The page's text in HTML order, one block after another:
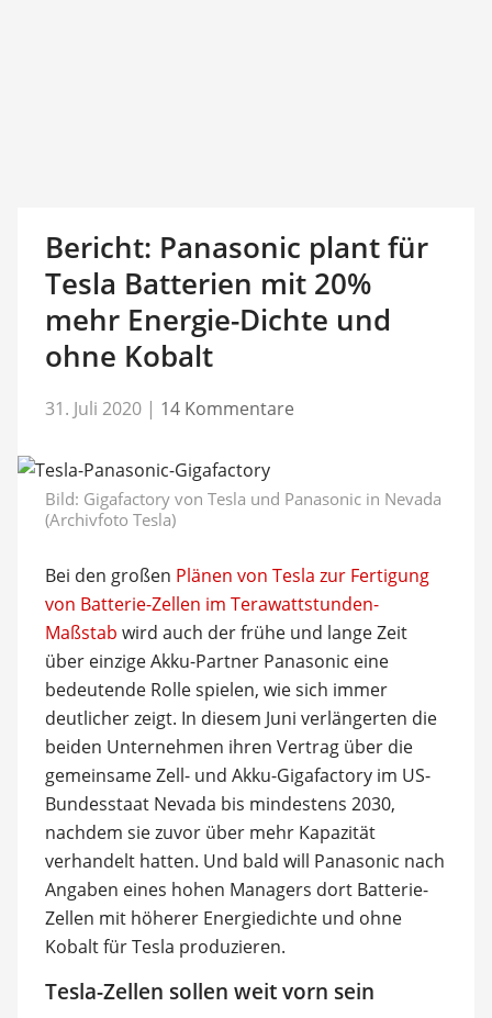
Bericht: Panasonic plant für
Tesla Batterien mit 20%
mehr Energie-Dichte und
ohne Kobalt
31. Juli 2020 | 14 Kommentare
Bild: Gigafactory von Tesla und Panasonic in Nevada
(Archivfoto Tesla)
Bei den großen Plänen von Tesla zur Fertigung
von Batterie-Zellen im Terawattstunden-
Maßstab wird auch der frühe und lange Zeit
über einzige Akku-Partner Panasonic eine
bedeutende Rolle spielen, wie sich immer
deutlicher zeigt. In diesem Juni verlängerten die
beiden Unternehmen ihren Vertrag über die
gemeinsame Zell- und Akku-Gigafactory im US-
Bundesstaat Nevada bis mindestens 2030,
nachdem sie zuvor über mehr Kapazität
verhandelt hatten. Und bald will Panasonic nach
Angaben eines hohen Managers dort Batterie-
Zellen mit höherer Energiedichte und ohne
Kobalt für Tesla produzieren.
Tesla-Zellen sollen weit vorn sein